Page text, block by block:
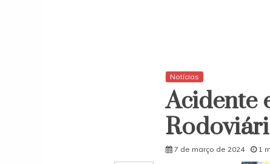
Notícias
Acidente
7 de março de 2024 1